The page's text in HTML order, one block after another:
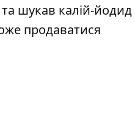
шукав калій-йодид
продаватися